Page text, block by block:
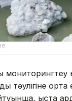
тәулігіне
қыста